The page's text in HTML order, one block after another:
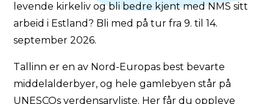
levende kirkeliv og bli bedre kjent med NMS sitt
arbeid i Estland? Bli med på tur fra 9. til 14.
september 2026.
Tallinn er en av Nord-Europas best bevarte
middelalderbyer, og hele gamlebyen står på
UNESCOs verdensarvliste. Her får du oppleve